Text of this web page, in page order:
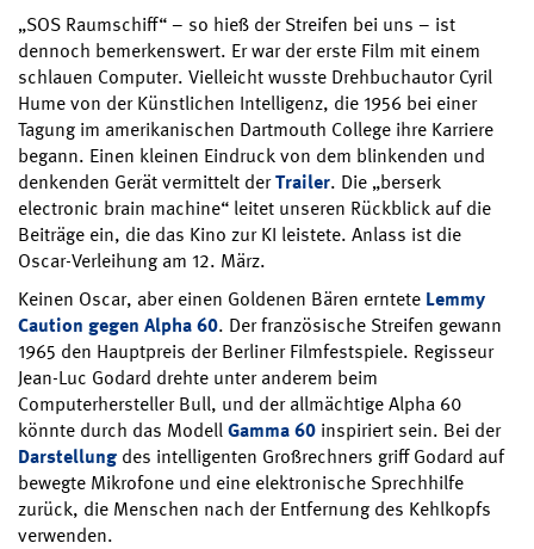
„SOS Raumschiff“ – so hieß der Streifen bei uns – ist
dennoch bemerkenswert. Er war der erste Film mit einem
schlauen Computer. Vielleicht wusste Drehbuchautor Cyril
Hume von der Künstlichen Intelligenz, die 1956 bei einer
Tagung im amerikanischen Dartmouth College ihre Karriere
begann. Einen kleinen Eindruck von dem blinkenden und
denkenden Gerät vermittelt derTrailer. Die „berserk
electronic brain machine“ leitet unseren Rückblick auf die
Beiträge ein, die das Kino zur KI leistete. Anlass ist die
Oscar-Verleihung am 12. März.
Keinen Oscar, aber einen Goldenen Bären erntete Lemmy
Caution gegen Alpha 60. Der französische Streifen gewann
1965 den Hauptpreis der Berliner Filmfestspiele. Regisseur
Jean-Luc Godard drehte unter anderem beim
Computerhersteller Bull, und der allmächtige Alpha 60
könnte durch das ModellGamma 60 inspiriert sein. Bei der
Darstellungdes intelligenten Großrechners griff Godard auf
bewegte Mikrofone und eine elektronische Sprechhilfe
zurück, die Menschen nach der Entfernung des Kehlkopfs
verwenden.